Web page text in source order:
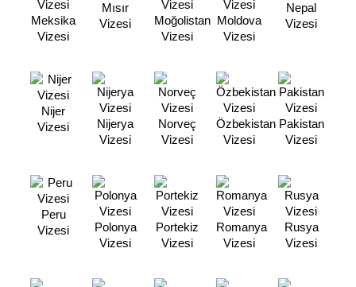
Meksika
Vizesi
Mısır
Vizesi
Moğolistan
Vizesi
Moldova
Vizesi
Nepal
Vizesi
Nijer
Vizesi
Nijerya
Vizesi
Norveç
Vizesi
Özbekistan
Vizesi
Pakistan
Vizesi
Peru
Vizesi
Polonya
Vizesi
Portekiz
Vizesi
Romanya
Vizesi
Rusya
Vizesi